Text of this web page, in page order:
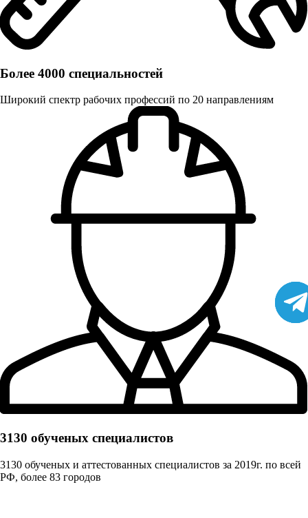
Более 4000 специальностей
Широкий спектр рабочих профессий по 20 направлениям
3130 обученых cпециалистов
3130 обученых и аттестованных специалистов за 2019г. по всей
РФ, более 83 городов